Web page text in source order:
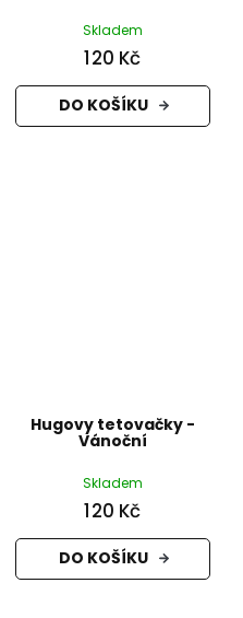
Skladem
120 Kč
DO KOŠÍKU
Hugovy tetovačky -
Vánoční
Skladem
120 Kč
DO KOŠÍKU